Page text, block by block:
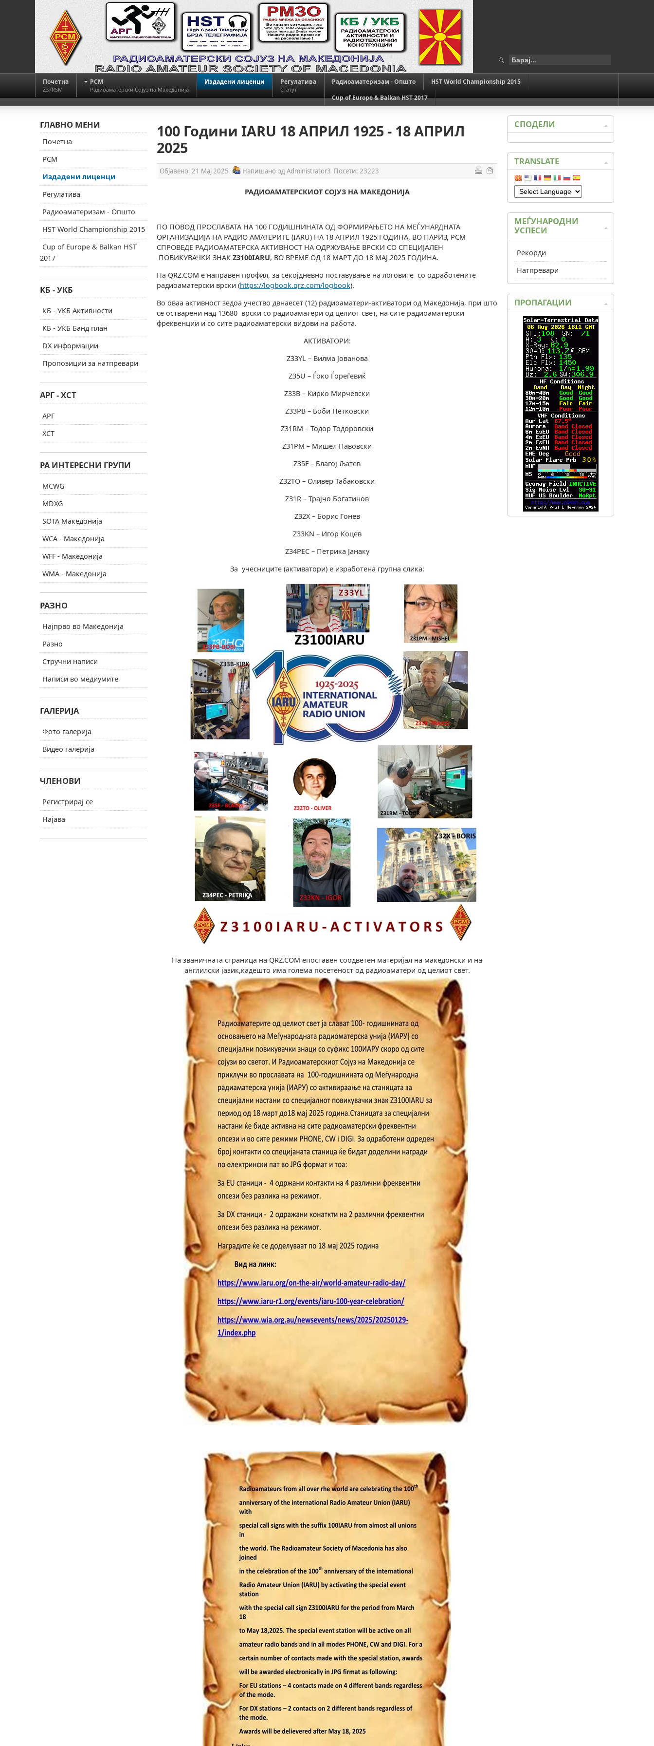
Почетна
Z37RSM
РСМ
Радиоаматерски Сојуз на Македонија
Издадени лиценци Регулатива
Статут
Радиоаматеризам - Општо
HST World Championship 2015
Cup of Europe & Balkan HST 2017
100 Години IARU 18 АПРИЛ 1925 - 18 АПРИЛ
2025
Објавено: 21 Мај 2025 Напишано одAdministrator3 Посети: 23223
РАДИОАМАТЕРСКИОТ СОЈУЗ НА МАКЕДОНИЈА
ПО ПОВОД ПРОСЛАВАТА НА 100 ГОДИШНИНАТА ОД ФОРМИРАЊЕТО НА МЕЃУНАРДНАТА
ОРГАНИЗАЦИЈА НА РАДИО АМАТЕРИТЕ (IARU) НА 18 АПРИЛ 1925 ГОДИНА, ВО ПАРИЗ, РСМ
СПРОВЕДЕ РАДИОАМАТЕРСКА АКТИВНОСТ НА ОДРЖУВАЊЕ ВРСКИ СО СПЕЦИЈАЛЕН
ПОВИКУВАЧКИ ЗНАК Z3100IARU, ВО ВРЕМЕ ОД 18 МАРТ ДО 18 МАЈ 2025 ГОДИНА.
На QRZ.COM е направен профил, за секојдневно поставување на логовите со одработените
радиоаматерски врски (https://logbook.qrz.com/logbook).
Во оваа активност зедоа учество двнаесет (12) радиоаматери-активатори од Македонија, при што
се остварени над 13680 врски со радиоаматери од целиот свет, на сите радиоаматерски
фреквенции и со сите радиоаматерски видови на работа.
АКТИВАТОРИ:
Z33YL – Вилма Јованова
Z35U – Ѓоко Ѓореѓевиќ
Z33B – Кирко Мирчевски
Z33PB – Боби Петковски
Z31RM – Тодор Тодоровски
Z31PM – Мишел Павовски
Z35F – Благој Љатев
Z32TO – Оливер Табаковски
Z31R – Трајчо Богатинов
Z32X – Борис Гонeв
Z33KN – Игор Коцев
Z34PEC – Петрика Јанаку
За учесниците (активатори) е изработена групна слика:
На званичната страница на QRZ.COM eпоставен соодветен материјал на македонски и на
англилски јазик,кадешто има голема посетеност од радиоаматери од целиот свет.
ГЛАВНО МЕНИ
Почетна
РСМ
Издадени лиценци
Регулатива
Радиоаматеризам - Општо
HST World Championship 2015
Cup of Europe & Balkan HST
2017
КБ - УКБ
КБ - УКБ Активности
КБ - УКБ Банд план
DX информации
Пропозиции за натпревари
АРГ - ХСТ
АРГ
ХСТ
РА ИНТЕРЕСНИ ГРУПИ
MCWG
MDXG
SOTA Македонија
WCA - Македонија
WFF - Македонија
WMA - Македонија
РАЗНО
Најпрво во Македонија
Разно
Стручни написи
Написи во медиумите
ГАЛЕРИЈА
Фото галерија
Видео галерија
ЧЛЕНОВИ
Регистрирај се
Најава
СПОДЕЛИ
TRANSLATE
МЕЃУНАРОДНИ
УСПЕСИ
Рекорди
Натпревари
ПРОПАГАЦИИ